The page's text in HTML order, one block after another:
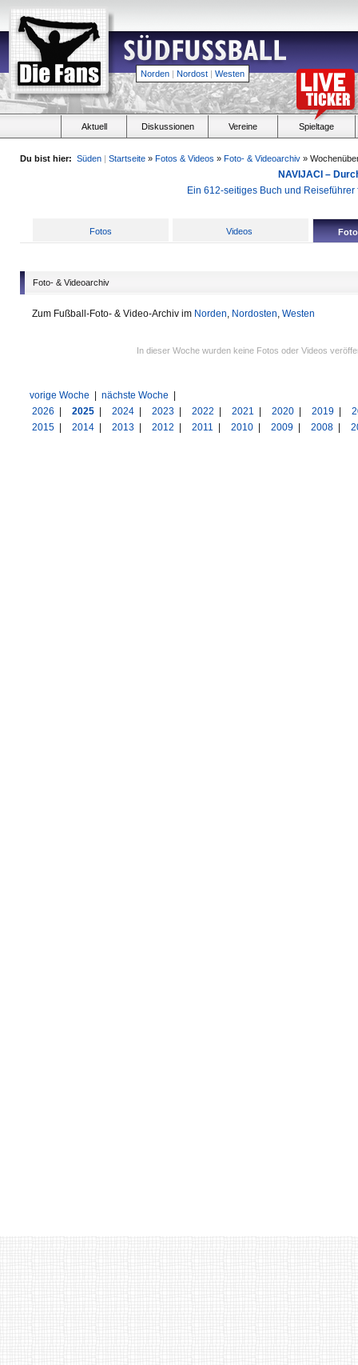
Norden | Nordost | Westen
Aktuell Diskussionen Vereine Spieltage
Du bist hier: Süden | Startseite » Fotos & Videos » Foto- & Videoarchiv »
NAVIJACI –
Ein 612-seitiges Buch und
Fotos Videos
Foto- & Videoarchiv
Zum Fußball-Foto- & Video-Archiv im Norden, Nordosten, Westen
In dieser Woche wurden keine Fotos oder Videos
vorige Woche nächste Woche
2026
2025 2024 2023 2022 2021 2020 2019
2015
2014 2013 2012 2011 2010 2009 2008